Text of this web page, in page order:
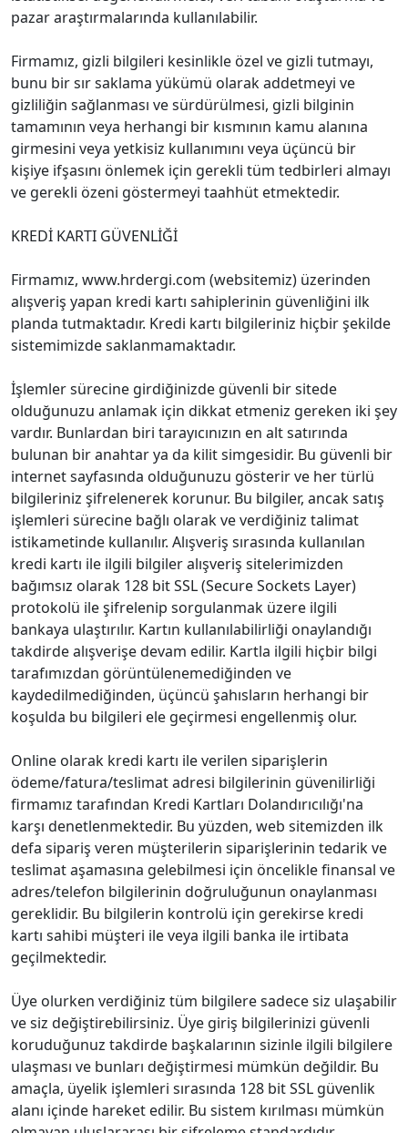
pazar araştırmalarında kullanılabilir.
Firmamız, gizli bilgileri kesinlikle özel ve gizli tutmayı,
bunu bir sır saklama yükümü olarak addetmeyi ve
gizliliğin sağlanması ve sürdürülmesi, gizli bilginin
tamamının veya herhangi bir kısmının kamu alanına
girmesini veya yetkisiz kullanımını veya üçüncü bir
kişiye ifşasını önlemek için gerekli tüm tedbirleri almayı
ve gerekli özeni göstermeyi taahhüt etmektedir.
KREDİ KARTI GÜVENLİĞİ
Firmamız, www.hrdergi.com (websitemiz) üzerinden
alışveriş yapan kredi kartı sahiplerinin güvenliğini ilk
planda tutmaktadır. Kredi kartı bilgileriniz hiçbir şekilde
sistemimizde saklanmamaktadır.
İşlemler sürecine girdiğinizde güvenli bir sitede
olduğunuzu anlamak için dikkat etmeniz gereken iki şey
vardır. Bunlardan biri tarayıcınızın en alt satırında
bulunan bir anahtar ya da kilit simgesidir. Bu güvenli bir
internet sayfasında olduğunuzu gösterir ve her türlü
bilgileriniz şifrelenerek korunur. Bu bilgiler, ancak satış
işlemleri sürecine bağlı olarak ve verdiğiniz talimat
istikametinde kullanılır. Alışveriş sırasında kullanılan
kredi kartı ile ilgili bilgiler alışveriş sitelerimizden
bağımsız olarak 128 bit SSL (Secure Sockets Layer)
protokolü ile şifrelenip sorgulanmak üzere ilgili
bankaya ulaştırılır. Kartın kullanılabilirliği onaylandığı
takdirde alışverişe devam edilir. Kartla ilgili hiçbir bilgi
tarafımızdan görüntülenemediğinden ve
kaydedilmediğinden, üçüncü şahısların herhangi bir
koşulda bu bilgileri ele geçirmesi engellenmiş olur.
Online olarak kredi kartı ile verilen siparişlerin
ödeme/fatura/teslimat adresi bilgilerinin güvenilirliği
firmamız tarafından Kredi Kartları Dolandırıcılığı'na
karşı denetlenmektedir. Bu yüzden, web sitemizden ilk
defa sipariş veren müşterilerin siparişlerinin tedarik ve
teslimat aşamasına gelebilmesi için öncelikle finansal ve
adres/telefon bilgilerinin doğruluğunun onaylanması
gereklidir. Bu bilgilerin kontrolü için gerekirse kredi
kartı sahibi müşteri ile veya ilgili banka ile irtibata
geçilmektedir.
Üye olurken verdiğiniz tüm bilgilere sadece siz ulaşabilir
ve siz değiştirebilirsiniz. Üye giriş bilgilerinizi güvenli
koruduğunuz takdirde başkalarının sizinle ilgili bilgilere
ulaşması ve bunları değiştirmesi mümkün değildir. Bu
amaçla, üyelik işlemleri sırasında 128 bit SSL güvenlik
alanı içinde hareket edilir. Bu sistem kırılması mümkün